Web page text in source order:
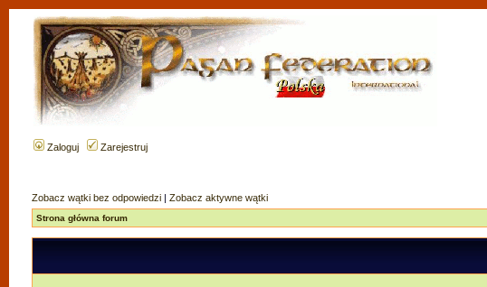
Zaloguj Zarejestruj
Zobacz wątki bez odpowiedzi | Zobacz aktywne wątki
Strona główna forum